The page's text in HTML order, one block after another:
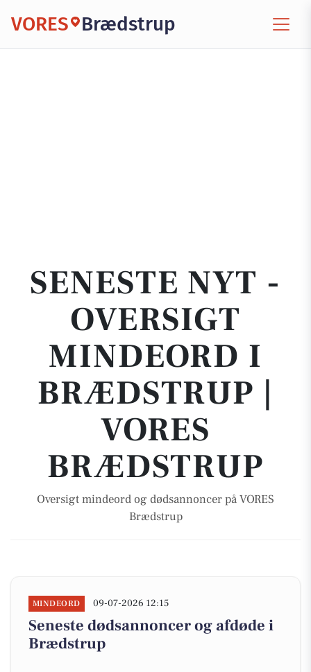
VORES Brædstrup
SENESTE NYT -
OVERSIGT
MINDEORD I
BRÆDSTRUP |
VORES
BRÆDSTRUP
Oversigt mindeord og dødsannoncer på VORES
Brædstrup
MINDEORD 09-07-2026 12:15
Seneste dødsannoncer og afdøde i
Brædstrup